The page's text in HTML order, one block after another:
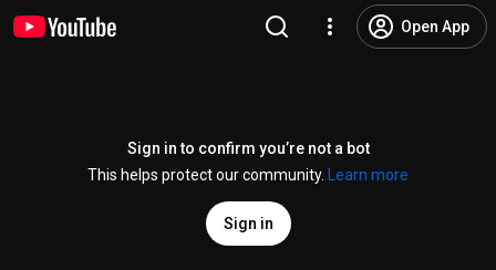
Open App
Sign in to confirm you’re not a bot
This helps protect our community.
Learn more
Sign in